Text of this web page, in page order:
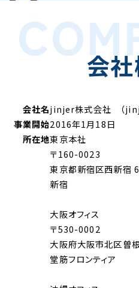
会
会社名jinjer株式会社 （
事業開始2016年1月18日
所在地東京本社
〒160-0023
東京都新宿区西新宿
新宿
大阪オフィス
〒530-0002
大阪府大阪市北区曽
堂筋フロンティア